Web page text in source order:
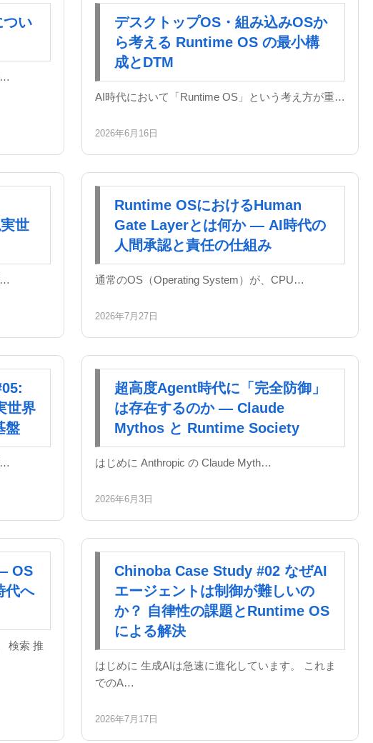
い
デスクトップOS・組み込みOSか
ら考える Runtime OS の最小構
成とDTM
AI時代において「Runtime OS」という考え方が重…
2026年6月16日
世
Runtime OSにおけるHuman
Gate Layerとは何か ― AI時代の
人間承認と責任の仕組み
通常のOS（Operating System）が、CPU…
2026年7月27日
世界
盤
超高度Agent時代に「完全防御」
は存在するのか — Claude
Mythos と Runtime Society
はじめに Anthropic の Claude Myth…
2026年6月3日
OS
代へ
検索 推
Chinoba Case Study #02 なぜAI
エージェントは制御が難しいの
か？ 自律性の課題とRuntime OS
による解決
はじめに 生成AIは急速に進化しています。 これま
でのA…
2026年7月17日